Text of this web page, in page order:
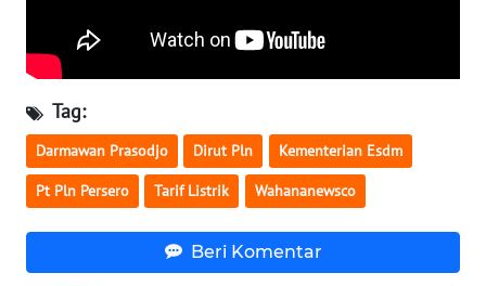
Tag:
Darmawan Prasodjo Dirut Pln Kementerian Esdm
Pt Pln Persero Tarif Listrik Wahananewsco
Beri Komentar
JABAR
WN
BANTEN
WN
WN